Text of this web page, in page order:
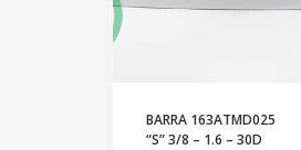
BARRA 163ATMD025
“S” 3/8 – 1.6 – 30D